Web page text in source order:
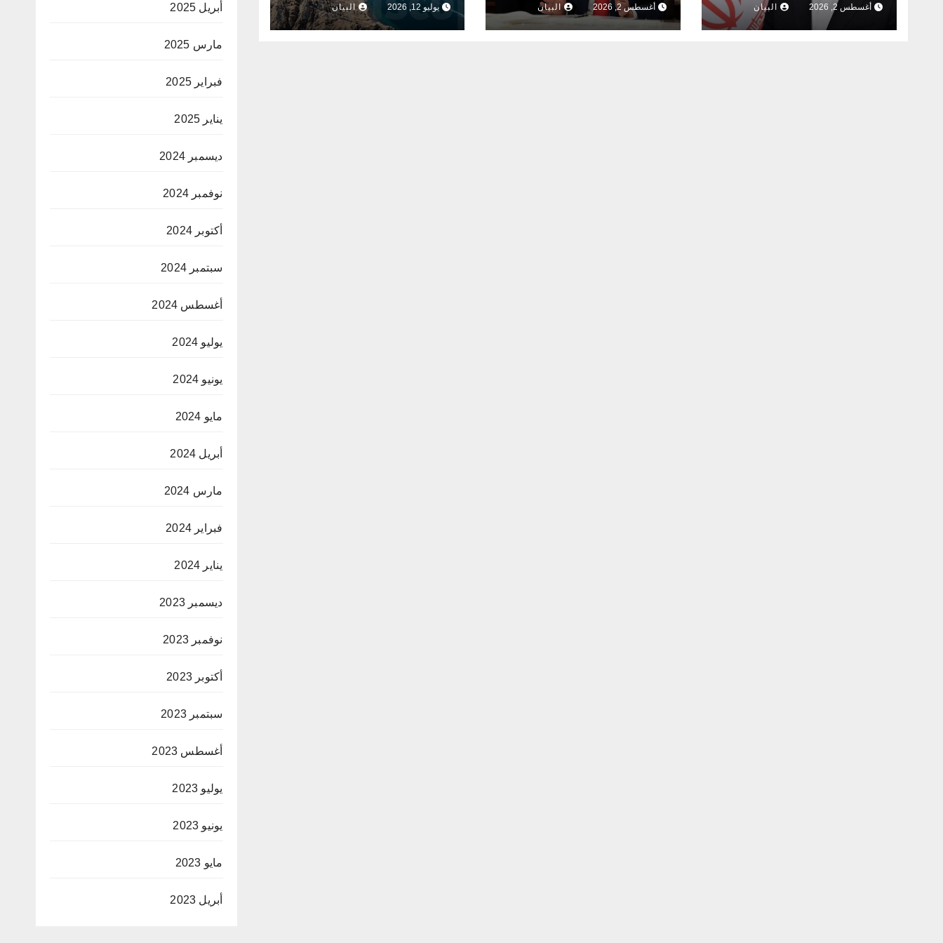
أغسطس 2, 2026 البيان أغسطس 2, 2026 البيان يوليو 12, 2026 البيان أبريل 2025
مارس 2025
فبراير 2025
يناير 2025
ديسمبر 2024
نوفمبر 2024
أكتوبر 2024
سبتمبر 2024
أغسطس 2024
يوليو 2024
يونيو 2024
مايو 2024
أبريل 2024
مارس 2024
فبراير 2024
يناير 2024
ديسمبر 2023
نوفمبر 2023
أكتوبر 2023
سبتمبر 2023
أغسطس 2023
يوليو 2023
يونيو 2023
مايو 2023
أبريل 2023